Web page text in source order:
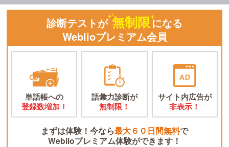
診断テストが 無制限になる
Weblioプレミアム会員
単語帳への
登録数増加！
語彙力診断が
無制限！
サイト内広告が
非表示！
まずは体験！今なら最大６０日間無料で
Weblioプレミアム体験ができます！